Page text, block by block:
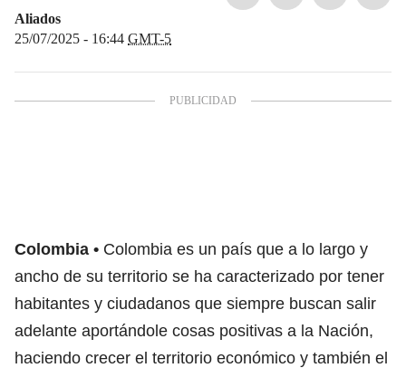
Aliados
25/07/2025 - 16:44 GMT-5
Colombia
Colombia es un país que a lo largo y
ancho de su territorio se ha caracterizado por tener
habitantes y ciudadanos que siempre buscan salir
adelante aportándole cosas positivas a la Nación,
haciendo crecer el territorio económico y también el